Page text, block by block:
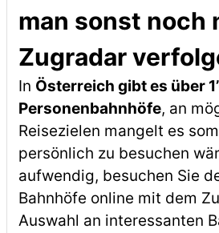
man sonst noch
Zugradar
In Österreich gibt es über
Personenbahnhöfe, an
Reisezielen mangelt es
persönlich zu besuchen
aufwendig, besuchen Sie
Bahnhöfe online mit dem
Auswahl an interessanten